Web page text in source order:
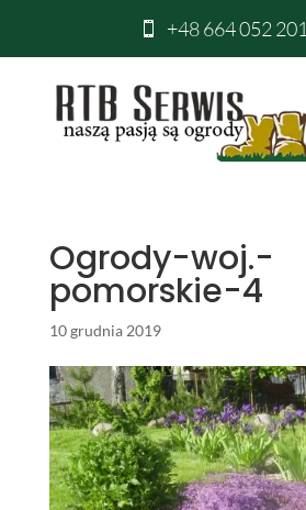
 +48 664 052 201
Ogrody-woj.-
pomorskie-4
10 grudnia 2019